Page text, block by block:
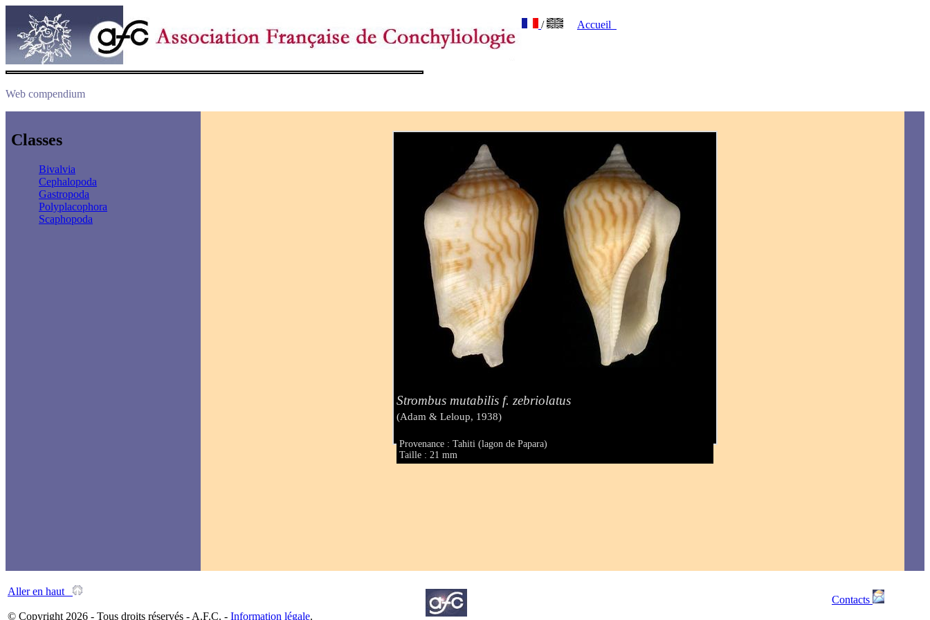
/ Accueil
Web compendium
Classes
Bivalvia
Cephalopoda
Gastropoda
Polyplacophora
Scaphopoda
Strombus mutabilis f. zebriolatus
(Adam & Leloup, 1938)
Provenance : Tahiti (lagon de Papara)
Taille : 21 mm
Aller en haut
© Copyright 2026 - Tous droits réservés - A.F.C. - Information légale.
Contacts